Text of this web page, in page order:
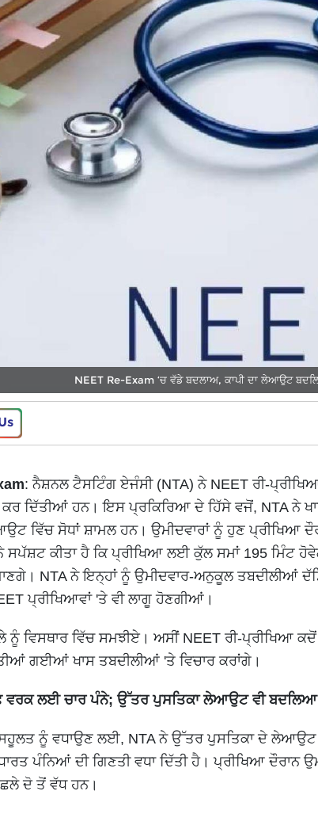
NEET Re-Exam ‘ਚ ਵੱਡੇ ਬਦਲਾਅ, ਕਾਪੀ ਦਾ ਲੇਆਉਟ
: ਨੈਸ਼ਨਲ ਟੈਸਟਿੰਗ ਏਜੰਸੀ (NTA) ਨੇ NEET ਰੀ-
ਦਿੱਤੀਆਂ ਹਨ। ਇਸ ਪ੍ਰਕਿਰਿਆ ਦੇ ਹਿੱਸੇ ਵਜੋਂ, NTA ਨੇ
ਵਿੱਚ ਸੋਧਾਂ ਸ਼ਾਮਲ ਹਨ। ਉਮੀਦਵਾਰਾਂ ਨੂੰ ਹੁਣ
ਸਪੱਸ਼ਟ ਕੀਤਾ ਹੈ ਕਿ ਪ੍ਰੀਖਿਆ ਲਈ ਕੁੱਲ ਸਮਾਂ 195 ਮਿੰਟ
NTA ਨੇ ਇਨ੍ਹਾਂ ਨੂੰ ਉਮੀਦਵਾਰ-ਅਨੁਕੂਲ ਤਬਦੀਲੀਆਂ
ਪ੍ਰੀਖਿਆਵਾਂ 'ਤੇ ਵੀ ਲਾਗੂ ਹੋਣਗੀਆਂ।
ਵਿਸਥਾਰ ਵਿੱਚ ਸਮਝੀਏ। ਅਸੀਂ NEET ਰੀ-ਪ੍ਰੀਖਿਆ ਕਦੋਂ
ਗਈਆਂ ਖਾਸ ਤਬਦੀਲੀਆਂ 'ਤੇ ਵਿਚਾਰ ਕਰਾਂਗੇ।
ਵਰਕ ਲਈ ਚਾਰ ਪੰਨੇ; ਉੱਤਰ ਪੁਸਤਿਕਾ ਲੇਆਉਟ ਵੀ ਬਦਲਿਆ
ਸਹੂਲਤ ਨੂੰ ਵਧਾਉਣ ਲਈ, NTA ਨੇ ਉੱਤਰ ਪੁਸਤਿਕਾ ਦੇ ਲੇਆਉਟ
ਪੰਨਿਆਂ ਦੀ ਗਿਣਤੀ ਵਧਾ ਦਿੱਤੀ ਹੈ। ਪ੍ਰੀਖਿਆ ਦੌਰਾਨ
ਦੋ ਤੋਂ ਵੱਧ ਹਨ।